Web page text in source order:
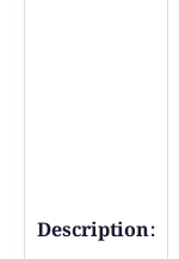
Description: